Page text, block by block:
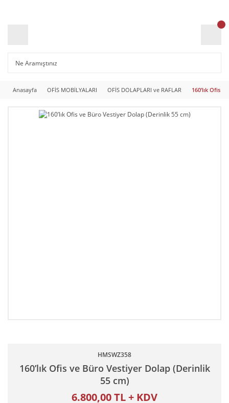
Anasayfa OFİS MOBİLYALARI OFİS DOLAPLARI ve RAFLAR 160’lık Ofis
HMSWZ358
160’lık Ofis ve Büro Vestiyer Dolap (Derinlik
55 cm)
6.800,00 TL + KDV